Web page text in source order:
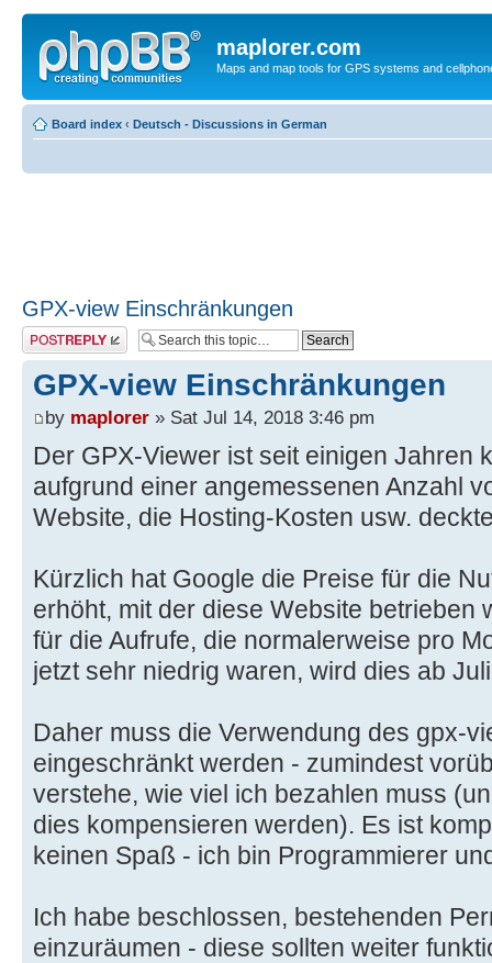
maplorer.com
Maps and map tools for GPS systems and
Board index ‹ Deutsch - Discussions in German
GPX-view Einschränkungen
Post a reply
GPX-view Einschränkungen
by maplorer » Sat Jul 14, 2018 3:46 pm
Der GPX-Viewer ist seit einigen Jahren
aufgrund einer angemessenen Anzahl
Website, die Hosting-Kosten usw.
Kürzlich hat Google die Preise für die
erhöht, mit der diese Website betrieben
für die Aufrufe, die normalerweise pro
jetzt sehr niedrig waren, wird dies ab
Daher muss die Verwendung des gpx-
eingeschränkt werden - zumindest
verstehe, wie viel ich bezahlen muss
dies kompensieren werden). Es ist
keinen Spaß - ich bin Programmierer
Ich habe beschlossen, bestehenden
einzuräumen - diese sollten weiter